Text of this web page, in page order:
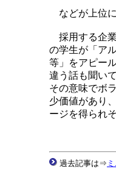
などが上位に
採用する企業
の学生が「ア
等」をアピー
違う話も聞い
その意味でボ
少価値があり
ージを得ら
過去記事は⇒